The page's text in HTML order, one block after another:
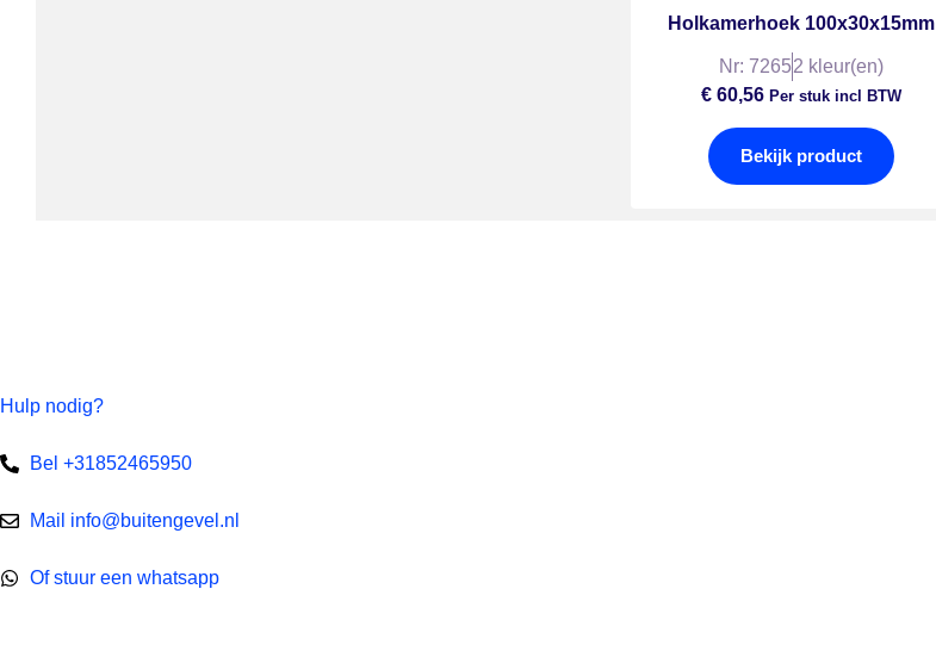
Holkamerhoek 100x30x15mm
Nr: 72652 kleur(en)
€ 60,56 Per stuk incl BTW
Bekijk product
Hulp nodig?
Bel +31852465950
Mail info@buitengevel.nl
Of stuur een whatsapp